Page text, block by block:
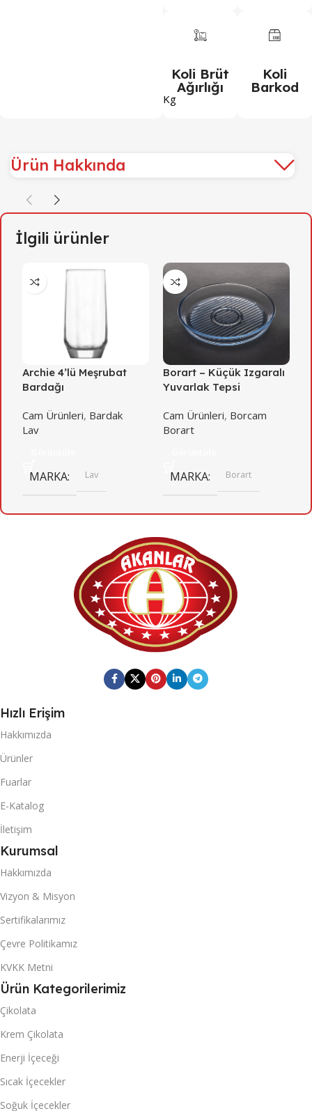
Koli Brüt
Ağırlığı
Kg
Koli
Barkod
Ürün Hakkında
İlgili ürünler
Archie 4’lü Meşrubat
Bardağı
Cam Ürünleri, Bardak
Lav
MARKA Lav
Borart – Küçük Izgaralı
Yuvarlak Tepsi
Cam Ürünleri, Borcam
Borart
MARKA Borart
Hızlı Erişim
Hakkımızda
Ürünler
Fuarlar
E-Katalog
İletişim
Kurumsal
Hakkımızda
Vizyon & Misyon
Sertifikalarımız
Çevre Politikamız
KVKK Metni
Ürün Kategorilerimiz
Çikolata
Krem Çikolata
Enerji İçeceği
Sıcak İçecekler
Soğuk İçecekler